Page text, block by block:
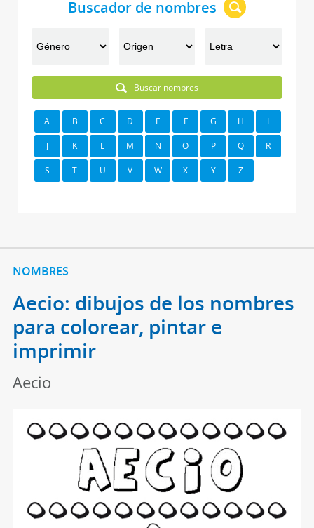
Buscador de nombres
Buscar nombres
A B C D E F G H I
J K L M N O P Q R
S T U V W X Y Z
NOMBRES
Aecio: dibujos de los nombres
para colorear, pintar e
imprimir
Aecio